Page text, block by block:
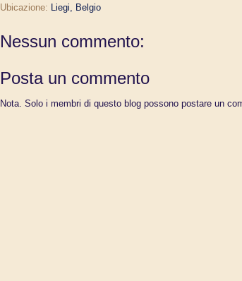
Ubicazione: Liegi, Belgio
Nessun commento:
Posta un commento
Nota. Solo i membri di questo blog possono postare un